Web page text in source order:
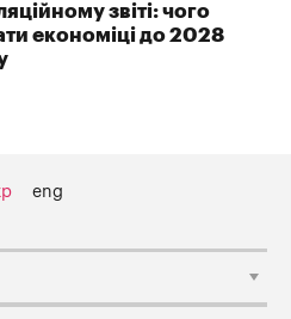
звіті: чого
економіці до 2028
eng